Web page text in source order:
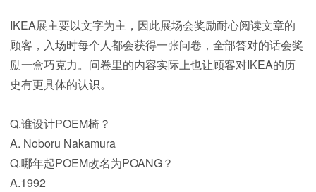
IKEA展主要以文字为主，因此展场会奖励耐心阅读文章的
顾客，入场时每个人都会获得一张问卷，全部答对的话会奖
励一盒巧克力。问卷里的内容实际上也让顾客对IKEA的历
史有更具体的认识。
Q.谁设计POEM椅？
A. Noboru Nakamura
Q.哪年起POEM改名为POANG？
A.1992